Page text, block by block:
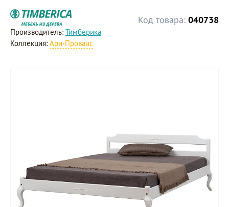
Код товара: 040738
Производитель: Тимберика
Коллекция: Ари-Прованс